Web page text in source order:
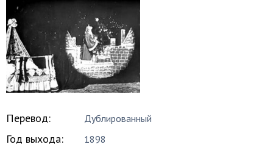
Перевод: Дублированный
Год выхода: 1898